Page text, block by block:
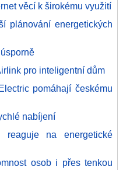
věcí k širokému využití
plánování energetických
pro inteligentní dům
pomáhají českému
nabíjení
na energetické
osob i přes tenkou